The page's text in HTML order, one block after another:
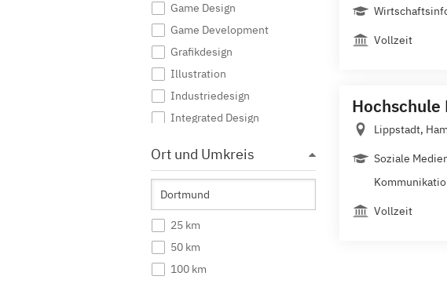
Game Design
Game Development
Grafikdesign
Illustration
Industriedesign
Integrated Design
Journalismus
Kommunikationsdesign
Kommunikationswissenschaft
Kreatives Schreiben
Kunst
Ort und Umkreis
25 km
50 km
100 km
Vollzeit
Lippstadt,
Soziale
Vollzeit